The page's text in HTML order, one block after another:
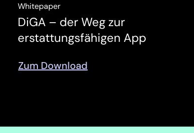
Whitepaper
DiGA – der Weg zur
erstattungsfähigen App
Zum Download